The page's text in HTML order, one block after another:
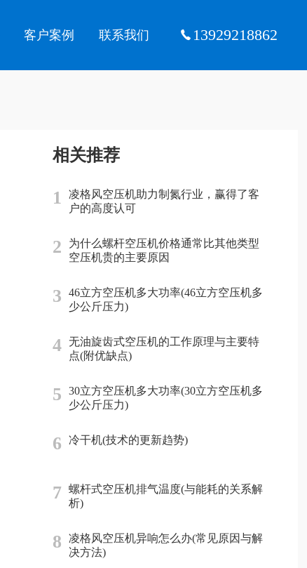
客户案例 联系我们 13929218862
相关推荐
1
凌格风空压机助力制氮行业，赢得了客
户的高度认可
2
为什么螺杆空压机价格通常比其他类型
空压机贵的主要原因
3
46立方空压机多大功率(46立方空压机多
少公斤压力)
4
无油旋齿式空压机的工作原理与主要特
点(附优缺点)
5
30立方空压机多大功率(30立方空压机多
少公斤压力)
6 冷干机(技术的更新趋势)
7
螺杆式空压机排气温度(与能耗的关系解
析)
8
凌格风空压机异响怎么办(常见原因与解
决方法)